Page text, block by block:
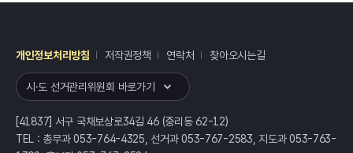
개인정보처리방침 저작권정책 연락처 찾아오시는길
시·도 선거관리위원회 바로가기
[41837] 서구 국채보상로34길 46 (중리동 62-12)
TEL : 총무과 053-764-4325, 선거과 053-767-2583, 지도과 053-763-